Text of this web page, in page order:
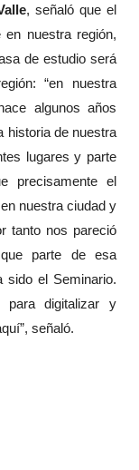
, señaló que el
en nuestra región,
de estudio será
“en nuestra
algunos años
historia de nuestra
lugares y parte
precisamente el
nuestra ciudad y
tanto nos pareció
parte de esa
sido el Seminario.
para digitalizar y
señaló.